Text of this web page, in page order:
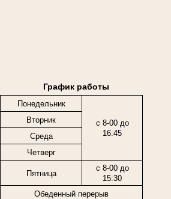
График работы
Понедельник
с 8-00 до
16:45
Вторник
Среда
Четверг
Пятница
с 8-00 до
15:30
Обеденный перерыв